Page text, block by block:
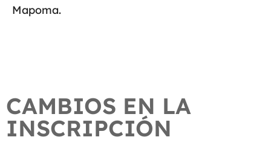
Mapoma.
CAMBIOS EN LA
INSCRIPCIÓN